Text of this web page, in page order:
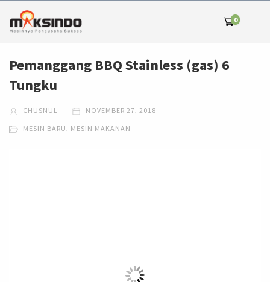
0
Pemanggang BBQ Stainless (gas) 6
Tungku
CHUSNUL NOVEMBER 27, 2018
MESIN BARU, MESIN MAKANAN